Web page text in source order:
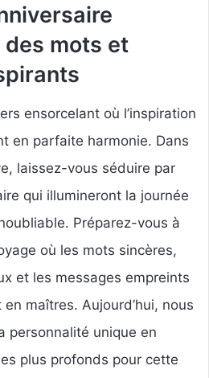
des mots et
ensorcelant où l’inspiration
en parfaite harmonie. Dans
laissez-vous séduire par
qui illumineront la journée
Préparez-vous à
où les mots sincères,
et les messages empreints
maîtres. Aujourd’hui, nous
personnalité unique en
plus profonds pour cette